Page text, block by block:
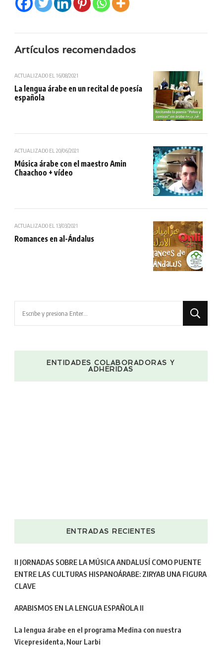
Artículos recomendados
ACTUALIZADO EL 16/08/2021
La lengua árabe en un recital de poesía
española
ACTUALIZADO EL 20/06/2021
Música árabe con el maestro Amin
Chaachoo + vídeo
ACTUALIZADO EL 13/03/2021
Romances en al-Ándalus
ENTIDADES COLABORADORAS Y
ADHERIDAS
ENTRADAS RECIENTES
II JORNADAS SOBRE LA MÚSICA ANDALUSÍ COMO PUENTE
ENTRE LAS CULTURAS HISPANOÁRABE: ZIRYAB UNA FIGURA
CLAVE
ARABISMOS EN LA LENGUA ESPAÑOLA II
La lengua árabe en el programa Medina con nuestra
Vicepresidenta, Nour Larbi